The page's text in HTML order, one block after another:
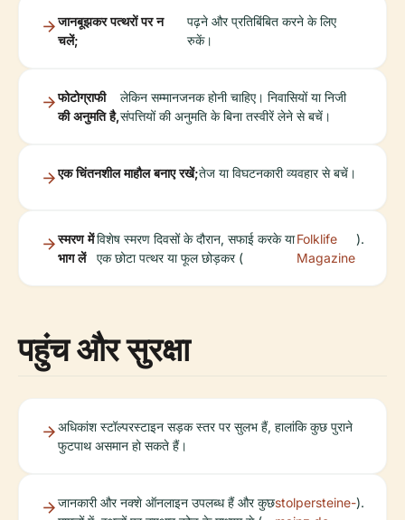
जानबूझकर पत्थरों पर न
चलें;
पढ़ने और प्रतिबिंबित करने के लिए
रुकें।
फोटोग्राफी
की अनुमति है,
लेकिन सम्मानजनक होनी चाहिए। निवासियों या निजी
संपत्तियों की अनुमति के बिना तस्वीरें लेने से बचें।
एक चिंतनशील माहौल बनाए रखें;तेज या विघटनकारी व्यवहार से बचें।
स्मरण में
भाग लें
विशेष स्मरण दिवसों के दौरान, सफाई करके या
एक छोटा पत्थर या फूल छोड़कर (
Folklife
Magazine
).
पहुंच और सुरक्षा
अधिकांश स्टॉल्परस्टाइन सड़क स्तर पर सुलभ हैं, हालांकि कुछ पुराने
फुटपाथ असमान हो सकते हैं।
जानकारी और नक्शे ऑनलाइन उपलब्ध हैं और कुछstolpersteine-).